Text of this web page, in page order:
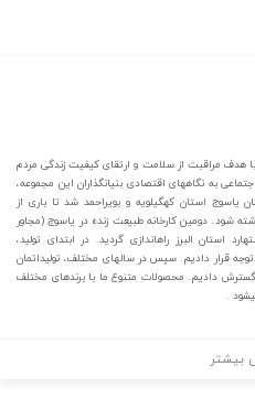
مجموعه­ای دانش بنیان هستیم که از سال ۱۳۷۶ با هدف مراقبت از سلامت و ارتقای کیفیت زندگی مردم
به نگاه­های اقتصادی بنیان­گذاران این مجموعه،
یاسوج استان کهگیلویه و بویراحمد شد تا باری از
شود. دومین کارخانه طبیعت زنده در یاسوج (مجاور
در شهرستان اشتهارد استان البرز راه­اندازی گردید. در ابتدای تولید،
قرار دادیم. سپس در سال­های مختلف، تولیداتمان
دادیم. محصولات متنوع ما با برندهای مختلف
.
بیشتر